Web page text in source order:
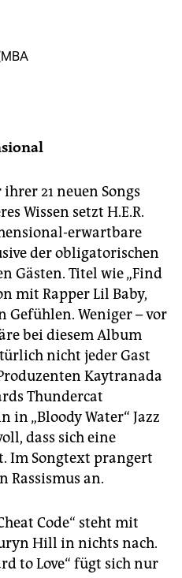
21 neuen Songs
Wissen setzt H.E.R.
erwartbare
der obligatorischen
Gästen. Titel wie „Find
mit Rapper Lil Baby,
Weniger – vor
bei diesem Album
nicht jeder Gast
Kaytranada
Thundercat
„Bloody Water“ Jazz
dass sich eine
Im Songtext prangert
Rassismus an.
Code“ steht mit
Hill in nichts nach.
to Love“ fügt sich nur